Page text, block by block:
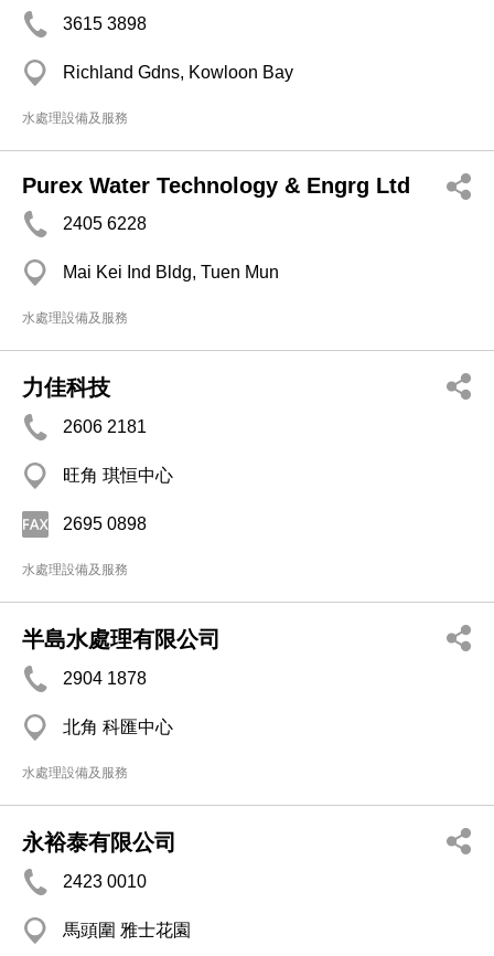
3615 3898
Richland Gdns, Kowloon Bay
水處理設備及服務
Purex Water Technology & Engrg Ltd
2405 6228
Mai Kei Ind Bldg, Tuen Mun
水處理設備及服務
力佳科技
2606 2181
旺角 琪恒中心
2695 0898
水處理設備及服務
半島水處理有限公司
2904 1878
北角 科匯中心
水處理設備及服務
永裕泰有限公司
2423 0010
馬頭圍 雅士花園